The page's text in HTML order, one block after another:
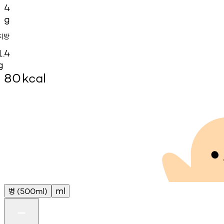
4
g
방
80kcal
병 (500ml) ml